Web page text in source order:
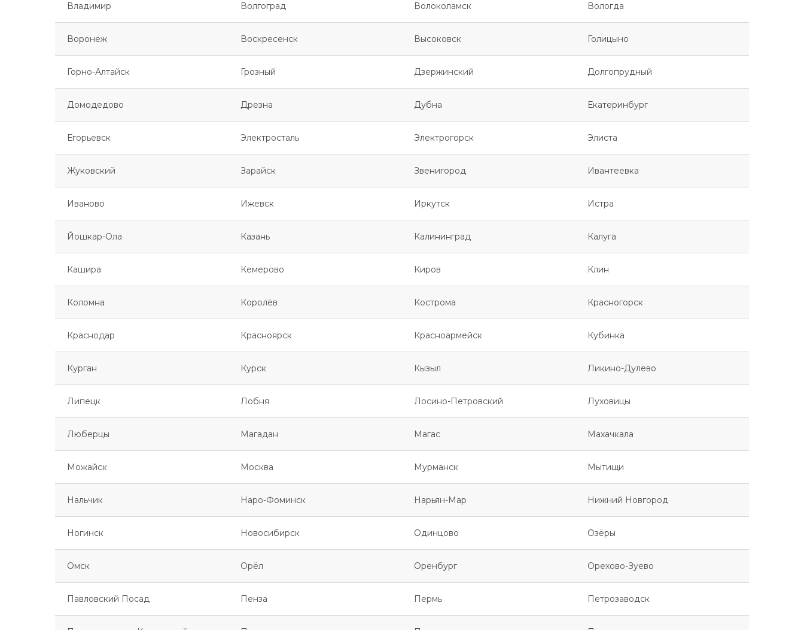
Владимир Волгоград Волоколамск Вологда
Воронеж Воскресенск Высоковск Голицыно
Горно-Алтайск Грозный Дзержинский Долгопрудный
Домодедово Дрезна Дубна Екатеринбург
Егорьевск Электросталь Электрогорск Элиста
Жуковский Зарайск Звенигород Ивантеевка
Иваново Ижевск Иркутск Истра
Йошкар-Ола Казань Калининград Калуга
Кашира Кемерово Киров Клин
Коломна Королёв Кострома Красногорск
Краснодар Красноярск Красноармейск Кубинка
Курган Курск Кызыл Ликино-Дулёво
Липецк Лобня Лосино-Петровский Луховицы
Люберцы Магадан Магас Махачкала
Можайск Москва Мурманск Мытищи
Нальчик Наро-Фоминск Нарьян-Мар Нижний Новгород
Ногинск Новосибирск Одинцово Озёры
Омск Орёл Оренбург Орехово-Зуево
Павловский Посад Пенза Пермь Петрозаводск